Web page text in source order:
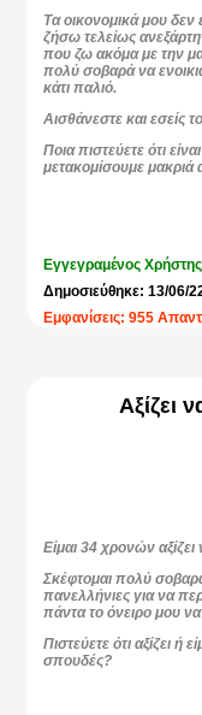
Τα οικονομικά μου
ζήσω τελείως
που ζω ακόμα με την
πολύ σοβαρά να
κάτι παλιό.
Αισθάνεστε και εσείς
Ποια πιστεύετε ότι
μετακομίσουμε
Εγγεγραμένος
Δημοσιεύθηκε: 13/06/
Εμφανίσεις: 955
Αξίζει
Είμαι 34 χρονών
Σκέφτομαι πολύ
πανελλήνιες για να
πάντα το όνειρο μου
Πιστεύετε ότι αξίζει ή
σπουδές?